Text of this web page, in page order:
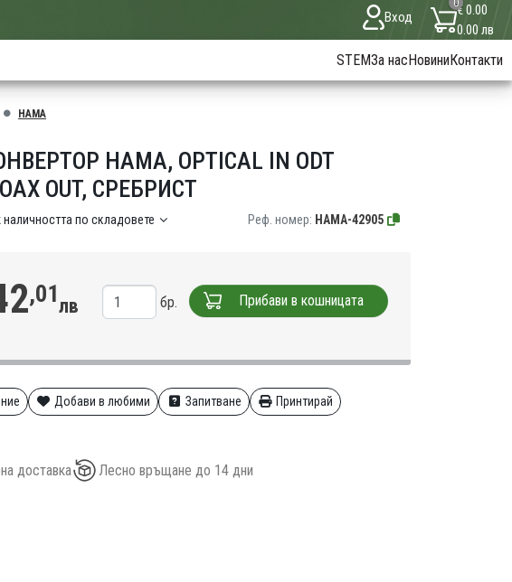
Вход
0€ 0.00
0.00 лв
STEMЗа насНовиниКонтакти
HAMA
HAMA, OPTICAL IN ODT
OUT, СРЕБРИСТ
по складовете Реф. номер: HAMA-42905
,01лв бр. Прибави в кошницата
Добави в любими Запитване Принтирай
доставка Лесно връщане до 14 дни